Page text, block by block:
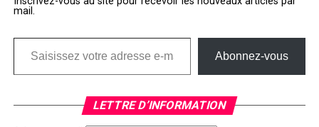
mail.
Saisissez votre adresse e-mail…
Abonnez-vous
LETTRE D’INFORMATION